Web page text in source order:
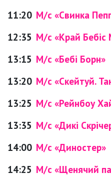
11:20 М/с «Свинка
12:35 М/с «Край Бебіс
13:15 М/с «Бебі Борн»
13:20 М/с «Скейтуй.
13:25 М/с «Рейнбоу
13:35 М/с «Дикі
14:00 М/с «Диностер»
14:25 М/с «Щенячий